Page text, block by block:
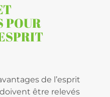
POUR
de l’esprit
être relevés